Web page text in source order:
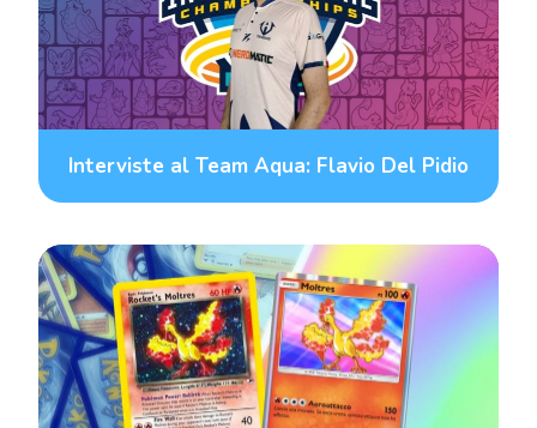
Interviste al Team Aqua: Flavio Del Pidio